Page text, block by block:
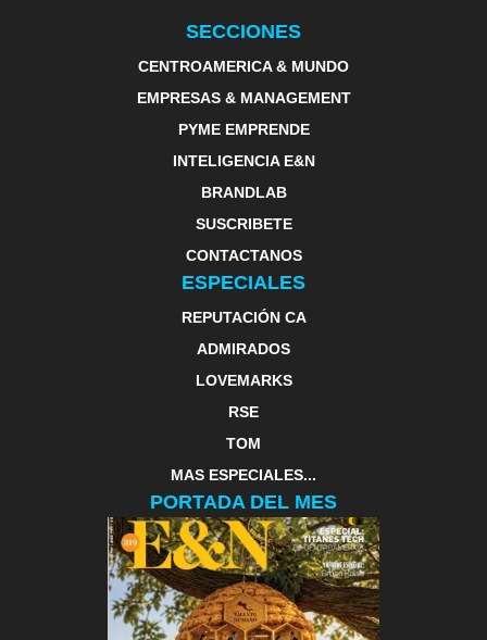
SECCIONES
CENTROAMERICA & MUNDO
EMPRESAS & MANAGEMENT
PYME EMPRENDE
INTELIGENCIA E&N
BRANDLAB
SUSCRIBETE
CONTACTANOS
ESPECIALES
REPUTACIÓN CA
ADMIRADOS
LOVEMARKS
RSE
TOM
MAS ESPECIALES...
PORTADA DEL MES